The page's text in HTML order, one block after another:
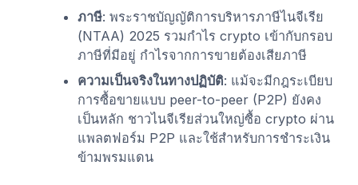
ภาษี: พระราชบัญญัติการบริหารภาษีไนจีเรีย
(NTAA) 2025 รวมกำไร crypto เข้ากับกรอบ
ภาษีที่มีอยู่ กำไรจากการขายต้องเสียภาษี
ความเป็นจริงในทางปฏิบัติ: แม้จะมีกฎระเบียบ
การซื้อขายแบบ peer-to-peer (P2P) ยังคง
เป็นหลัก ชาวไนจีเรียส่วนใหญ่ซื้อ crypto ผ่าน
แพลตฟอร์ม P2P และใช้สำหรับการชำระเงิน
ข้ามพรมแดน